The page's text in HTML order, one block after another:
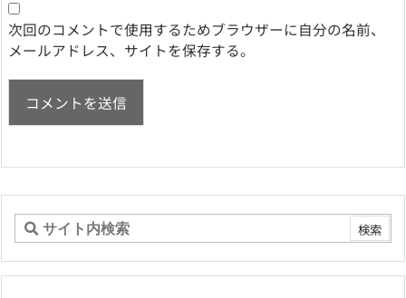
次回のコメントで使用するためブラウザーに自分の名前、
メールアドレス、サイトを保存する。